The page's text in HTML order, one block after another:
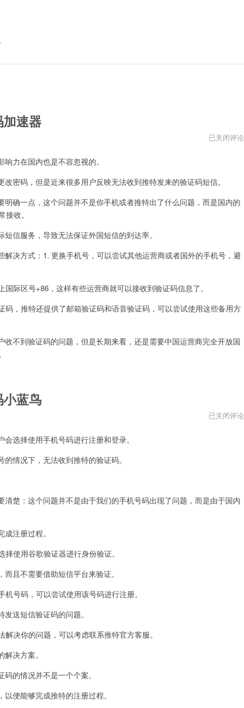
加速器
推
特
机
号
不
到
速
器
已关闭评论
力在国内也是不容忽视的。
码，但是近来很多用户反映无法收到推特发来的验证码短信。
确一点，这个问题并不是你手机或者推特出了什么问题，而是国内的
收。
信服务，导致无法保证外国短信的到达率。
决方式：1. 更换手机号，可以尝试其他运营商或者国外的手机号，避
际区号+86，这样有些运营商就可以接收到验证码信息了。
，推特还提供了邮箱验证码和语音验证码，可以尝试使用这些备用方
不到验证码的问题，但是长期来看，还是需要中国运营商完全开放国
小蓝鸟
推
特
验
证
已关闭评论
选择使用手机号码进行注册和登录。
情况下，无法收到推特的验证码。
楚：这个问题并不是由于我们的手机号码出现了问题，而是由于国内
注册过程。
使用谷歌验证器进行身份验证。
且不需要借助短信平台来验证。
号码，可以尝试使用该号码进行注册。
送短信验证码的问题。
决你的问题，可以考虑联系推特官方客服。
决方案。
的情况并不是一个个案。
便能够完成推特的注册过程。